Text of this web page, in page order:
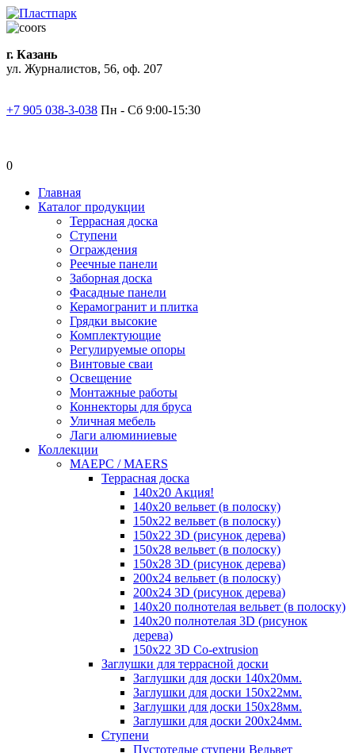
г. Казань
ул. Журналистов, 56, оф. 207
+7 905 038-3-038 Пн - Сб 9:00-15:30
0
Главная
Каталог продукции
Террасная доска
Ступени
Ограждения
Реечные панели
Заборная доска
Фасадные панели
Керамогранит и плитка
Грядки высокие
Комплектующие
Регулируемые опоры
Винтовые сваи
Освещение
Монтажные работы
Коннекторы для бруса
Уличная мебель
Лаги алюминиевые
Коллекции
MAEРC / MAERS
Террасная доска
140x20 Акция!
140x20 вельвет (в полоску)
150x22 вельвет (в полоску)
150x22 3D (рисунок дерева)
150x28 вельвет (в полоску)
150x28 3D (рисунок дерева)
200x24 вельвет (в полоску)
200x24 3D (рисунок дерева)
140x20 полнотелая вельвет (в полоску)
140x20 полнотелая 3D (рисунок
дерева)
150x22 3D Сo-extrusion
Заглушки для террасной доски
Заглушки для доски 140x20мм.
Заглушки для доски 150x22мм.
Заглушки для доски 150x28мм.
Заглушки для доски 200x24мм.
Ступени
Пустотелые ступени Вельвет